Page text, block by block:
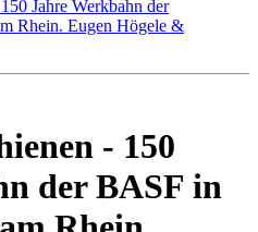
- 150
der BASF in